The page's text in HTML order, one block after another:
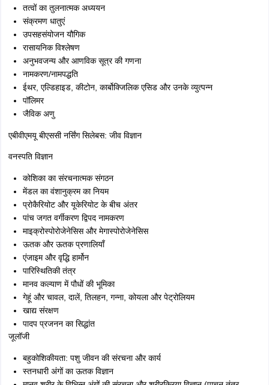
तत्वों का तुलनात्मक अध्ययन
संक्रमण धातुएं
उपसहसंयोजन यौगिक
रासायनिक विश्लेषण
अनुभवजन्य और आणविक सूत्र की गणना
नामकरण/नामपद्धति
ईथर, एल्डिहाइड, कीटोन, कार्बोक्जिलिक एसिड और उनके व्युत्पन्न
पॉलिमर
जैविक अणु
एबीवीएमयू बीएससी नर्सिंग सिलेबस: जीव विज्ञान
वनस्पति विज्ञान
कोशिका का संरचनात्मक संगठन
मेंडल का वंशानुक्रम का नियम
प्रोकैरियोट और यूकेरियोट के बीच अंतर
पांच जगत वर्गीकरण द्विपद नामकरण
माइक्रोस्पोरोजेनेसिस और मेगास्पोरोजेनेसिस
ऊतक और ऊतक प्रणालियाँ
एंजाइम और वृद्धि हार्मोन
पारिस्थितिकी तंत्र
मानव कल्याण में पौधों की भूमिका
गेहूं और चावल, दालें, तिलहन, गन्ना, कोयला और पेट्रोलियम
खाद्य संरक्षण
पादप प्रजनन का सिद्धांत
जूलॉजी
बहुकोशिकीयता: पशु जीवन की संरचना और कार्य
स्तनधारी अंगों का ऊतक विज्ञान